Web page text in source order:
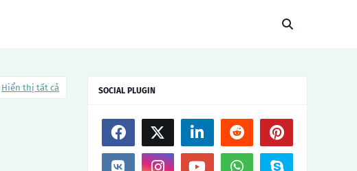
Hiển thị tất cả SOCIAL PLUGIN